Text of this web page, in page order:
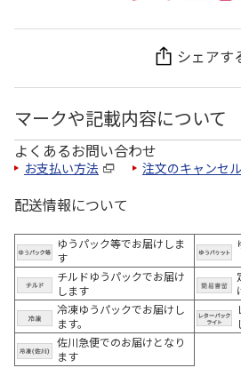
シェアす
マークや記載内容について
よくあるお問い合わせ
お支払い方法 注文のキャンセ
配送情報について
ゆうパック等でお届けしま
す
チルドゆうパックでお届け
します
冷凍ゆうパックでお届けし
ます。
佐川急便でのお届けとなり
ます